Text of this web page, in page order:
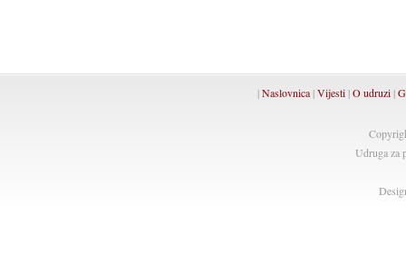
|Naslovnica |Vijesti |O udruzi |
Udruga za